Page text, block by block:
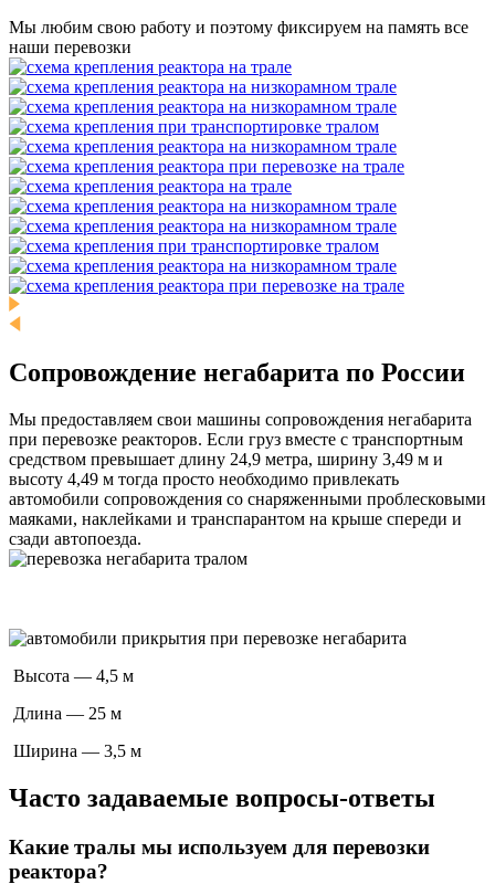
Мы любим свою работу и поэтому фиксируем на память все
наши перевозки
Сопровождение негабарита по России
Мы предоставляем свои машины сопровождения негабарита
при перевозке реакторов. Если груз вместе с транспортным
средством превышает длину 24,9 метра, ширину 3,49 м и
высоту 4,49 м тогда просто необходимо привлекать
автомобили сопровождения со снаряженными проблесковыми
маяками, наклейками и транспарантом на крыше спереди и
сзади автопоезда.
Высота — 4,5 м
Длина — 25 м
Ширина — 3,5 м
Часто задаваемые вопросы-ответы
Какие тралы мы используем для перевозки
реактора?